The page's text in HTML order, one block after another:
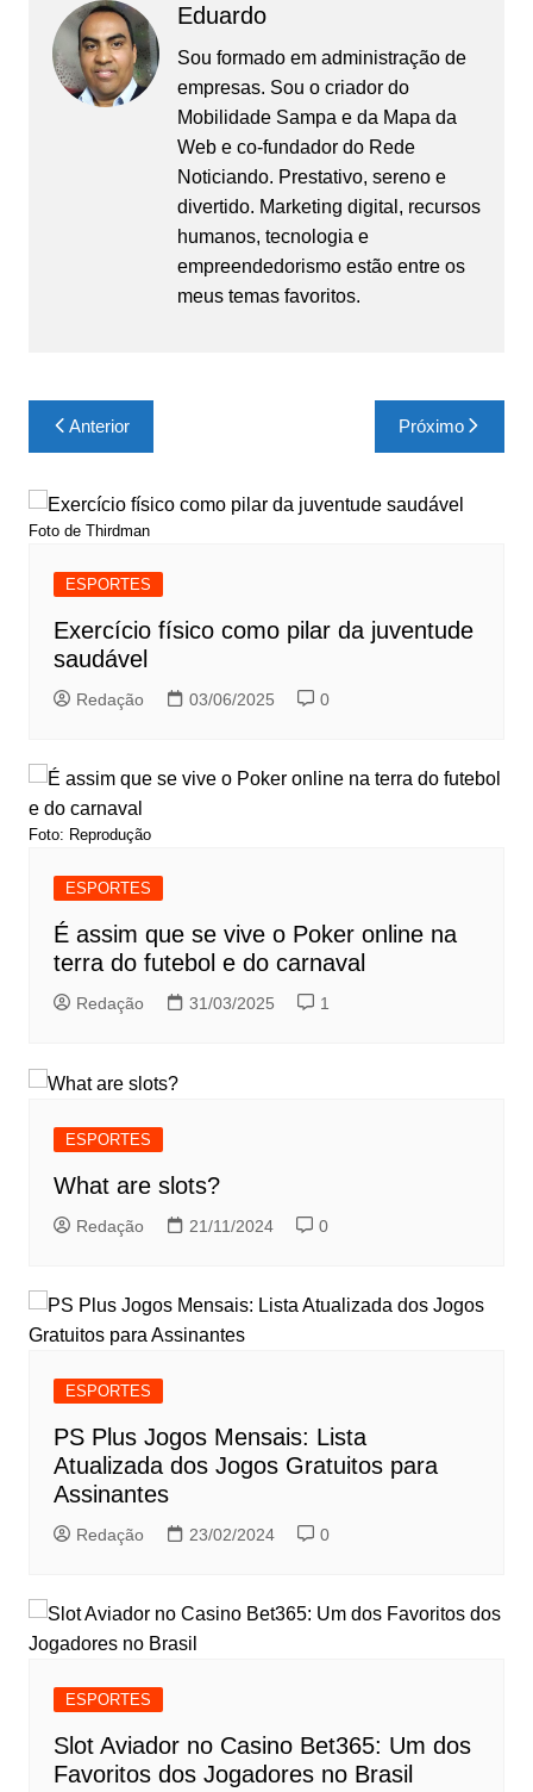
Eduardo
Sou formado em administração de
empresas. Sou o criador do
Mobilidade Sampa e da Mapa da
Web e co-fundador do Rede
Noticiando. Prestativo, sereno e
divertido. Marketing digital, recursos
humanos, tecnologia e
empreendedorismo estão entre os
meus temas favoritos.
Navegação
de
Post
Anterior Próximo
Foto de Thirdman
ESPORTES
Exercício físico como pilar da juventude
saudável
Redação 03/06/2025 0
Foto: Reprodução
ESPORTES
É assim que se vive o Poker online na
terra do futebol e do carnaval
Redação 31/03/2025 1
ESPORTES
What are slots?
Redação 21/11/2024 0
ESPORTES
PS Plus Jogos Mensais: Lista
Atualizada dos Jogos Gratuitos para
Assinantes
Redação 23/02/2024 0
ESPORTES
Slot Aviador no Casino Bet365: Um dos
Favoritos dos Jogadores no Brasil